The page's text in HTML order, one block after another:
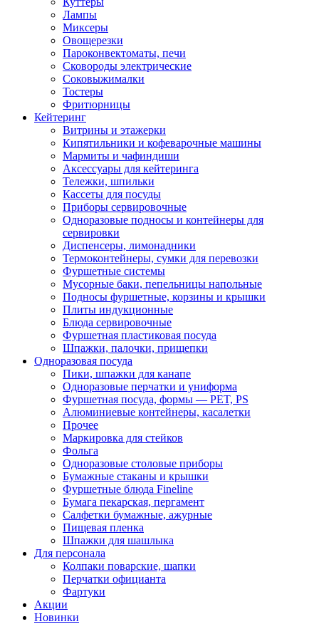
Лампы
Миксеры
Овощерезки
Пароконвектоматы, печи
Сковороды электрические
Соковыжималки
Тостеры
Фритюрницы
Кейтеринг
Витрины и этажерки
Кипятильники и кофеварочные машины
Мармиты и чафиндиши
Аксессуары для кейтеринга
Тележки, шпильки
Кассеты для посуды
Приборы сервировочные
Одноразовые подносы и контейнеры для
сервировки
Диспенсеры, лимонадники
Термоконтейнеры, сумки для перевозки
Фуршетные системы
Мусорные баки, пепельницы напольные
Подносы фуршетные, корзины и крышки
Плиты индукционные
Блюда сервировочные
Фуршетная пластиковая посуда
Шпажки, палочки, прищепки
Одноразовая посуда
Пики, шпажки для канапе
Одноразовые перчатки и униформа
Фуршетная посуда, формы — PET, PS
Алюминиевые контейнеры, касалетки
Прочее
Маркировка для стейков
Фольга
Одноразовые столовые приборы
Бумажные стаканы и крышки
Фуршетные блюда Fineline
Бумага пекарская, пергамент
Салфетки бумажные, ажурные
Пищевая пленка
Шпажки для шашлыка
Для персонала
Колпаки поварские, шапки
Перчатки официанта
Фартуки
Акции
Новинки